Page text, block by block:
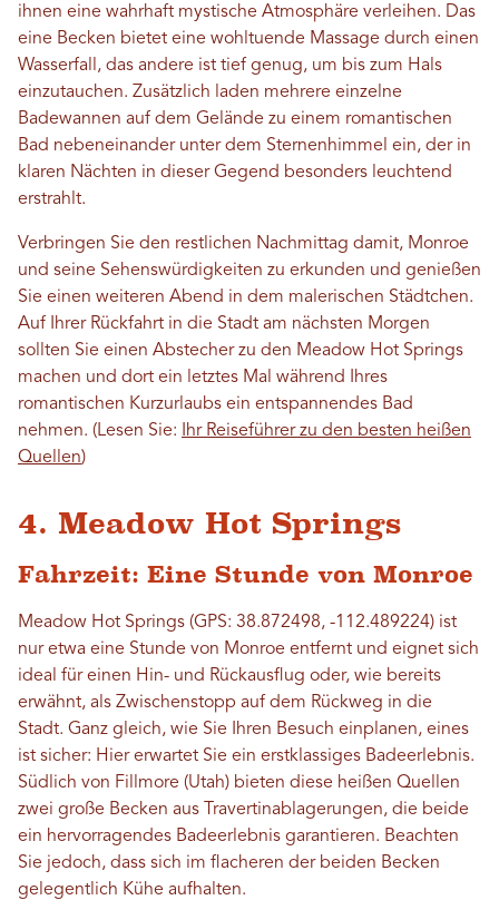
ihnen eine wahrhaft mystische Atmosphäre verleihen. Das
eine Becken bietet eine wohltuende Massage durch einen
Wasserfall, das andere ist tief genug, um bis zum Hals
einzutauchen. Zusätzlich laden mehrere einzelne
Badewannen auf dem Gelände zu einem romantischen
Bad nebeneinander unter dem Sternenhimmel ein, der in
klaren Nächten in dieser Gegend besonders leuchtend
erstrahlt.
Verbringen Sie den restlichen Nachmittag damit, Monroe
und seine Sehenswürdigkeiten zu erkunden und genießen
Sie einen weiteren Abend in dem malerischen Städtchen.
Auf Ihrer Rückfahrt in die Stadt am nächsten Morgen
sollten Sie einen Abstecher zu den Meadow Hot Springs
machen und dort ein letztes Mal während Ihres
romantischen Kurzurlaubs ein entspannendes Bad
nehmen. (Lesen Sie:
Ihr Reiseführer zu den besten heißen
Quellen)
4. Meadow Hot Springs
Fahrzeit: Eine Stunde von Monroe
Meadow Hot Springs (GPS: 38.872498, -112.489224) ist
nur etwa eine Stunde von Monroe entfernt und eignet sich
ideal für einen Hin- und Rückausflug oder, wie bereits
erwähnt, als Zwischenstopp auf dem Rückweg in die
Stadt. Ganz gleich, wie Sie Ihren Besuch einplanen, eines
ist sicher: Hier erwartet Sie ein erstklassiges Badeerlebnis.
Südlich von Fillmore (Utah) bieten diese heißen Quellen
zwei große Becken aus Travertinablagerungen, die beide
ein hervorragendes Badeerlebnis garantieren. Beachten
Sie jedoch, dass sich im flacheren der beiden Becken
gelegentlich Kühe aufhalten.